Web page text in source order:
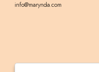
info@marynda.com